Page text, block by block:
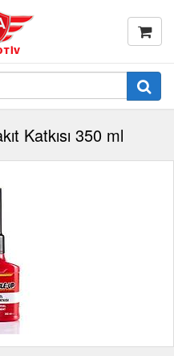
Katkısı 350 ml